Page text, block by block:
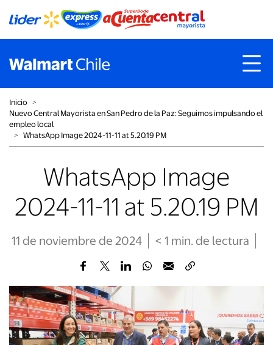
Inicio ˃
Nuevo Central Mayorista en San Pedro de la Paz: Seguimos impulsando el
empleo local
˃ WhatsApp Image 2024-11-11 at 5.20.19 PM
WhatsApp Image
2024-11-11 at 5.20.19 PM
11 de noviembre de 2024 < 1 min. de lectura